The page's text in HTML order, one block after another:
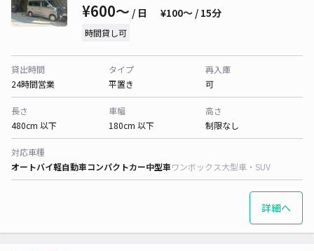
¥600〜 / 日 ¥100〜 / 15分
時間貸し可
貸出時間
24時間営業
タイプ
平置き
再入庫
可
長さ
480cm 以下
車幅
180cm 以下
高さ
制限なし
対応車種
オートバイ軽自動車コンパクトカー中型車ワンボックス大型車・SUV
詳細へ